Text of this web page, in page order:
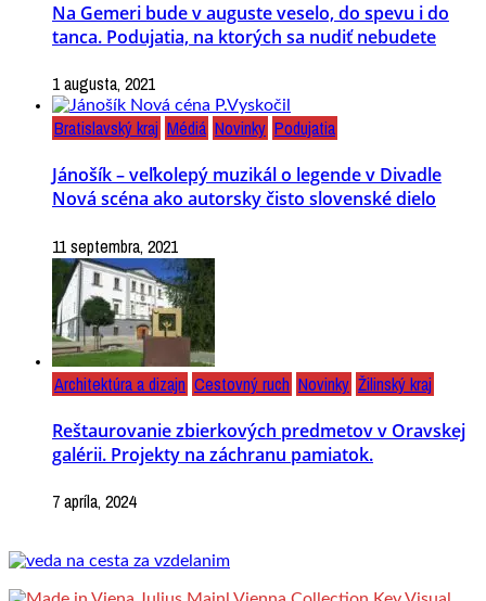
Na Gemeri bude v auguste veselo, do spevu i do
tanca. Podujatia, na ktorých sa nudiť nebudete
1 augusta, 2021
Bratislavský kraj Médiá Novinky Podujatia
Jánošík – veľkolepý muzikál o legende v Divadle
Nová scéna ako autorsky čisto slovenské dielo
11 septembra, 2021
Architektúra a dizajn Cestovný ruch Novinky Žilinský kraj
Reštaurovanie zbierkových predmetov v Oravskej
galérii. Projekty na záchranu pamiatok.
7 apríla, 2024